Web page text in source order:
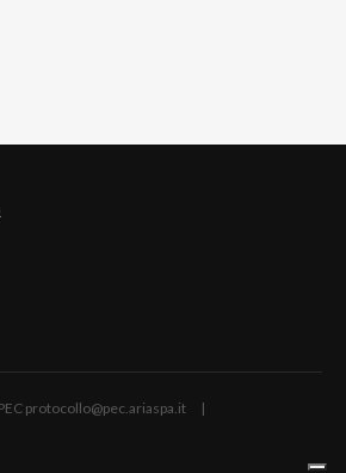
protocollo@pec.ariaspa.it |